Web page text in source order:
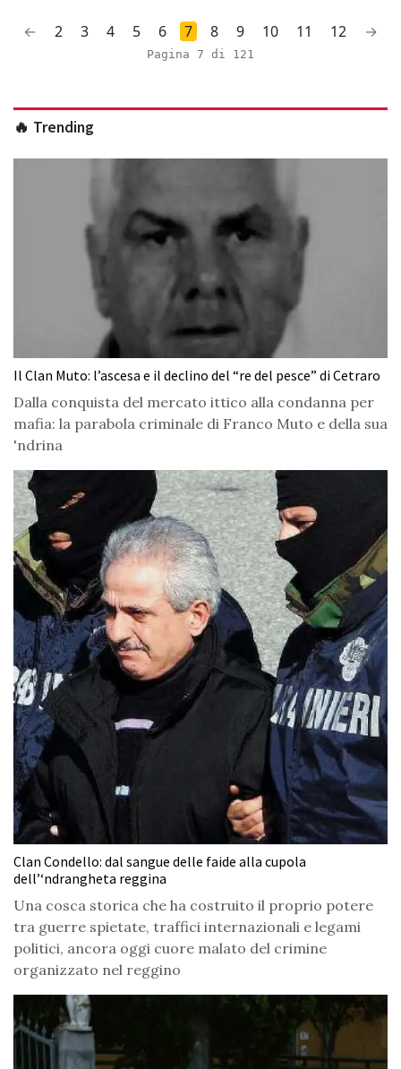
← 2 3 4 5 6 7 8 9 10 11 12 →
Pagina 7 di 121
🔥 Trending
Il Clan Muto: l’ascesa e il declino del “re del pesce” di Cetraro
Dalla conquista del mercato ittico alla condanna per
mafia: la parabola criminale di Franco Muto e della sua
'ndrina
Clan Condello: dal sangue delle faide alla cupola
dell’‘ndrangheta reggina
Una cosca storica che ha costruito il proprio potere
tra guerre spietate, traffici internazionali e legami
politici, ancora oggi cuore malato del crimine
organizzato nel reggino